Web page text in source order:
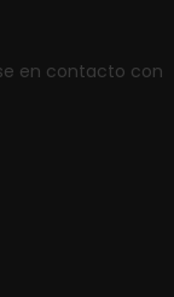
en contacto con